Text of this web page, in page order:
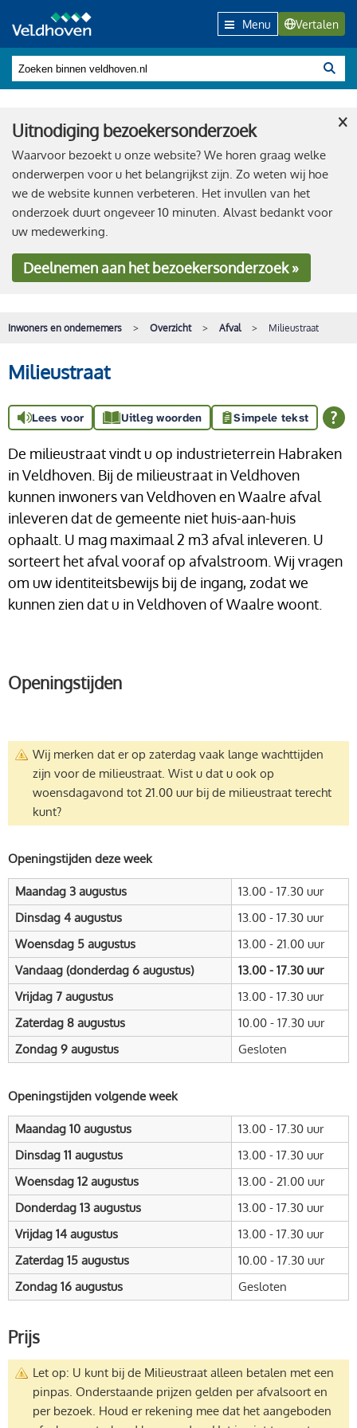
Menu Vertalen
Uitnodiging bezoekersonderzoek
Waarvoor bezoekt u onze website? We horen graag welke
onderwerpen voor u het belangrijkst zijn. Zo weten wij hoe
we de website kunnen verbeteren. Het invullen van het
onderzoek duurt ongeveer 10 minuten. Alvast bedankt voor
uw medewerking.
Deelnemenaan het bezoekersonderzoek »
×
Inwoners en ondernemers Overzicht Afval Milieustraat
Milieustraat
Lees voor Uitleg woorden Simpele tekst
De milieustraat vindt u op industrieterrein Habraken
in Veldhoven. Bij de milieustraat in Veldhoven
kunnen inwoners van Veldhoven en Waalre afval
inleveren dat de gemeente niet huis-aan-huis
ophaalt. U mag maximaal 2 m3 afval inleveren. U
sorteert het afval vooraf op afvalstroom. Wij vragen
om uw identiteitsbewijs bij de ingang, zodat we
kunnen zien dat u in Veldhoven of Waalre woont.
Openingstijden
Wij merken dat er op zaterdag vaak lange wachttijden
zijn voor de milieustraat. Wist u dat u ook op
woensdagavond tot 21.00 uur bij de milieustraat terecht
kunt?
Openingstijden deze week
Maandag 3 augustus
13.00 - 17.30 uur
Dinsdag 4 augustus
13.00 - 17.30 uur
Woensdag 5 augustus
13.00 - 21.00 uur
Vandaag (donderdag 6 augustus)
13.00 - 17.30 uur
Vrijdag 7 augustus
13.00 - 17.30 uur
Zaterdag 8 augustus
10.00 - 17.30 uur
Zondag 9 augustus
Gesloten
Openingstijden volgende week
Maandag 10 augustus
13.00 - 17.30 uur
Dinsdag 11 augustus
13.00 - 17.30 uur
Woensdag 12 augustus
13.00 - 21.00 uur
Donderdag 13 augustus
13.00 - 17.30 uur
Vrijdag 14 augustus
13.00 - 17.30 uur
Zaterdag 15 augustus
10.00 - 17.30 uur
Zondag 16 augustus
Gesloten
Prijs
Let op: U kunt bij de Milieustraat alleen betalen met een
pinpas. Onderstaande prijzen gelden per afvalsoort en
per bezoek. Houd er rekening mee dat het aangeboden